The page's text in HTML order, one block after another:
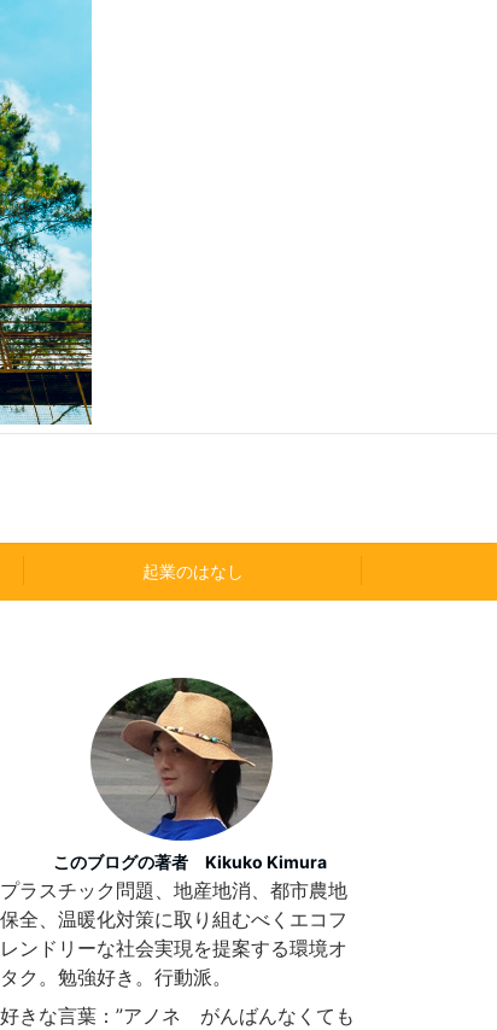
起業のはなし
このブログの著者 Kikuko Kimura
プラスチック問題、地産地消、都市農地
保全、温暖化対策に取り組むべくエコフ
レンドリーな社会実現を提案する環境オ
タク。勉強好き。行動派。
好きな言葉：”アノネ がんばんなくても